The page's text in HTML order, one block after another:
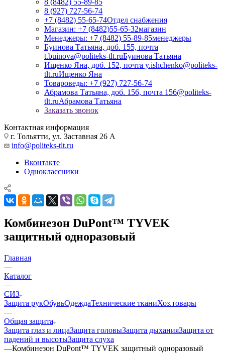
8 (8482) 55-89-85
8 (927) 727-56-74
+7 (8482) 55-65-74Отдел снабжения
Магазин: +7 (8482)55-65-32магазин
Менеджеры: +7 (8482) 55-89-85менеджеры
Буинова Татьяна, доб. 155, почта
t.buinova@politeks-tlt.ruБуинова Татьяна
Ищенко Яна, доб. 152, почта y.ishchenko@politeks-
tlt.ruИщенко Яна
Товароведы: +7 (927) 727-56-74
Абрамова Татьяна, доб. 156, почта 156@politeks-
tlt.ruАбрамова Татьяна
Заказать звонок
Контактная информация
г. Тольятти, ул. Заставная 26 А
info@politeks-tlt.ru
Вконтакте
Одноклассники
Комбинезон DuPont™ TYVEK
защитный одноразовый
Главная
—
Каталог
—
СИЗ
Защита рукОбувьОдеждаТехнические тканиХоз.товары
—
Общая защита
Защита глаз и лицаЗащита головыЗащита дыханияЗащита от
падений и высотыЗащита слуха
—Комбинезон DuPont™ TYVEK защитный одноразовый